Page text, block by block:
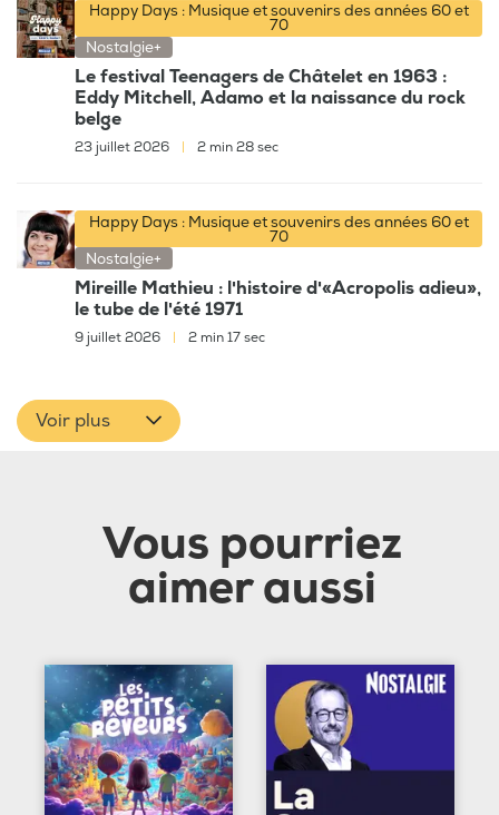
Happy Days : Musique et souvenirs des années 60 et
70
Nostalgie+
Le festival Teenagers de Châtelet en 1963 :
Eddy Mitchell, Adamo et la naissance du rock
belge
23 juillet 2026 2 min 28 sec
Happy Days : Musique et souvenirs des années 60 et
70
Nostalgie+
Mireille Mathieu : l'histoire d'«Acropolis adieu»,
le tube de l'été 1971
9 juillet 2026 2 min 17 sec
Voir plus
Vous pourriez
aimer aussi